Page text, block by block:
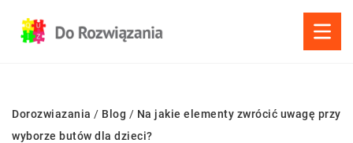
Dorozwiazania / Blog / Na jakie elementy zwrócić uwagę przy
wyborze butów dla dzieci?